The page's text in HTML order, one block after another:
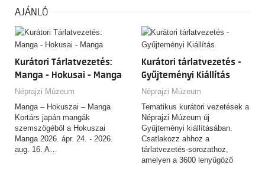
AJÁNLÓ
Kurátori Tárlatvezetés:
Manga - Hokusai - Manga
Néprajzi Múzeum
Manga – Hokuszai – Manga
Kortárs japán mangák
szemszögéből a Hokuszai
Manga 2026. ápr. 24. - 2026.
aug. 16. A…
Kurátori tárlatvezetés -
Gyűjteményi Kiállítás
Néprajzi Múzeum
Tematikus kurátori vezetések a
Néprajzi Múzeum új
Gyűjteményi kiállításában.
Csatlakozz ahhoz a
tárlatvezetés-sorozathoz,
amelyen a 3600 lenyűgöző